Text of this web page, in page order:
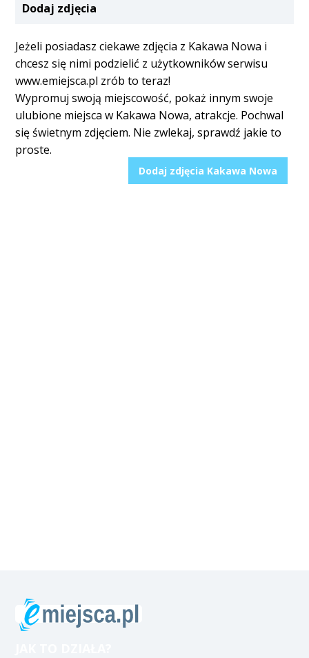
Dodaj zdjęcia
Jeżeli posiadasz ciekawe zdjęcia z Kakawa Nowa i
chcesz się nimi podzielić z użytkowników serwisu
www.emiejsca.pl zrób to teraz!
Wypromuj swoją miejscowość, pokaż innym swoje
ulubione miejsca w Kakawa Nowa, atrakcje. Pochwal
się świetnym zdjęciem. Nie zwlekaj, sprawdź jakie to
proste.
Dodaj zdjęcia Kakawa Nowa